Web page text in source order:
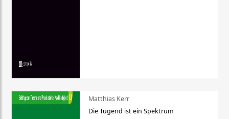
Matthias Kerr
Die Tugend ist ein Spektrum